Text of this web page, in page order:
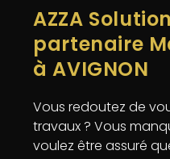
AZZA
partenaire
à AVIGNON
Vous redoutez de
travaux ? Vous
voulez être assuré